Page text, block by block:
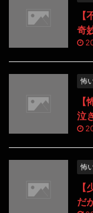
奇
怖
泣
怖
だ